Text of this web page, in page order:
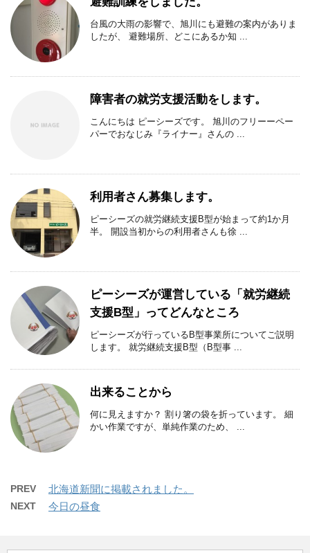
台風の大雨の影響で、旭川にも避難の案内がありま
したが、 避難場所、どこにあるか知 ...
障害者の就労支援活動をします。
こんにちは ピーシーズです。 旭川のフリーーペー
パーでおなじみ『ライナー』さんの ...
利用者さん募集します。
ピーシーズの就労継続支援B型が始まって約1か月
半。 開設当初からの利用者さんも徐 ...
ピーシーズが運営している「就労継続
支援B型」ってどんなところ
ピーシーズが行っているB型事業所についてご説明
します。 就労継続支援B型（B型事 ...
出来ることから
何に見えますか？ 割り箸の袋を折っています。 細
かい作業ですが、単純作業のため、 ...
PREV 北海道新聞に掲載されました。
NEXT 今日の昼食